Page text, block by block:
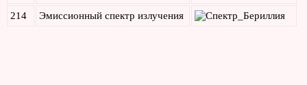
214 Эмиссионный спектр излучения